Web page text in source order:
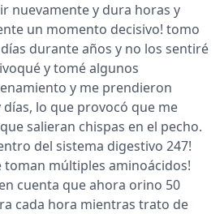
nuevamente y dura horas y
un momento decisivo! tomo
durante años y no los sentiré
y tomé algunos
y me prendieron
lo que provocó que me
salieran chispas en el pecho.
del sistema digestivo 247!
toman múltiples aminoácidos!
cuenta que ahora orino 50
cada hora mientras trato de